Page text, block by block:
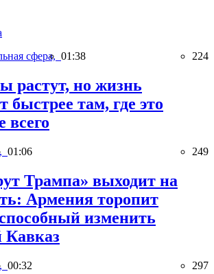
сфера, 01:38 224
растут, но жизнь
быстрее там, где это
всего
01:06 249
Трампа» выходит на
Армения торопит
изменить
00:32 297